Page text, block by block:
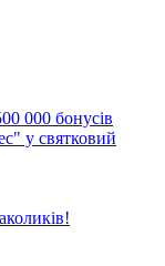
000 бонусів
у святковий